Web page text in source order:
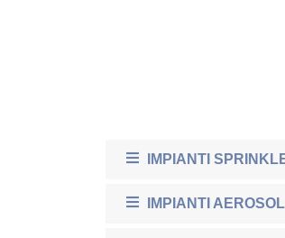
IMPIANTI
IMPIANTI AEROSOL